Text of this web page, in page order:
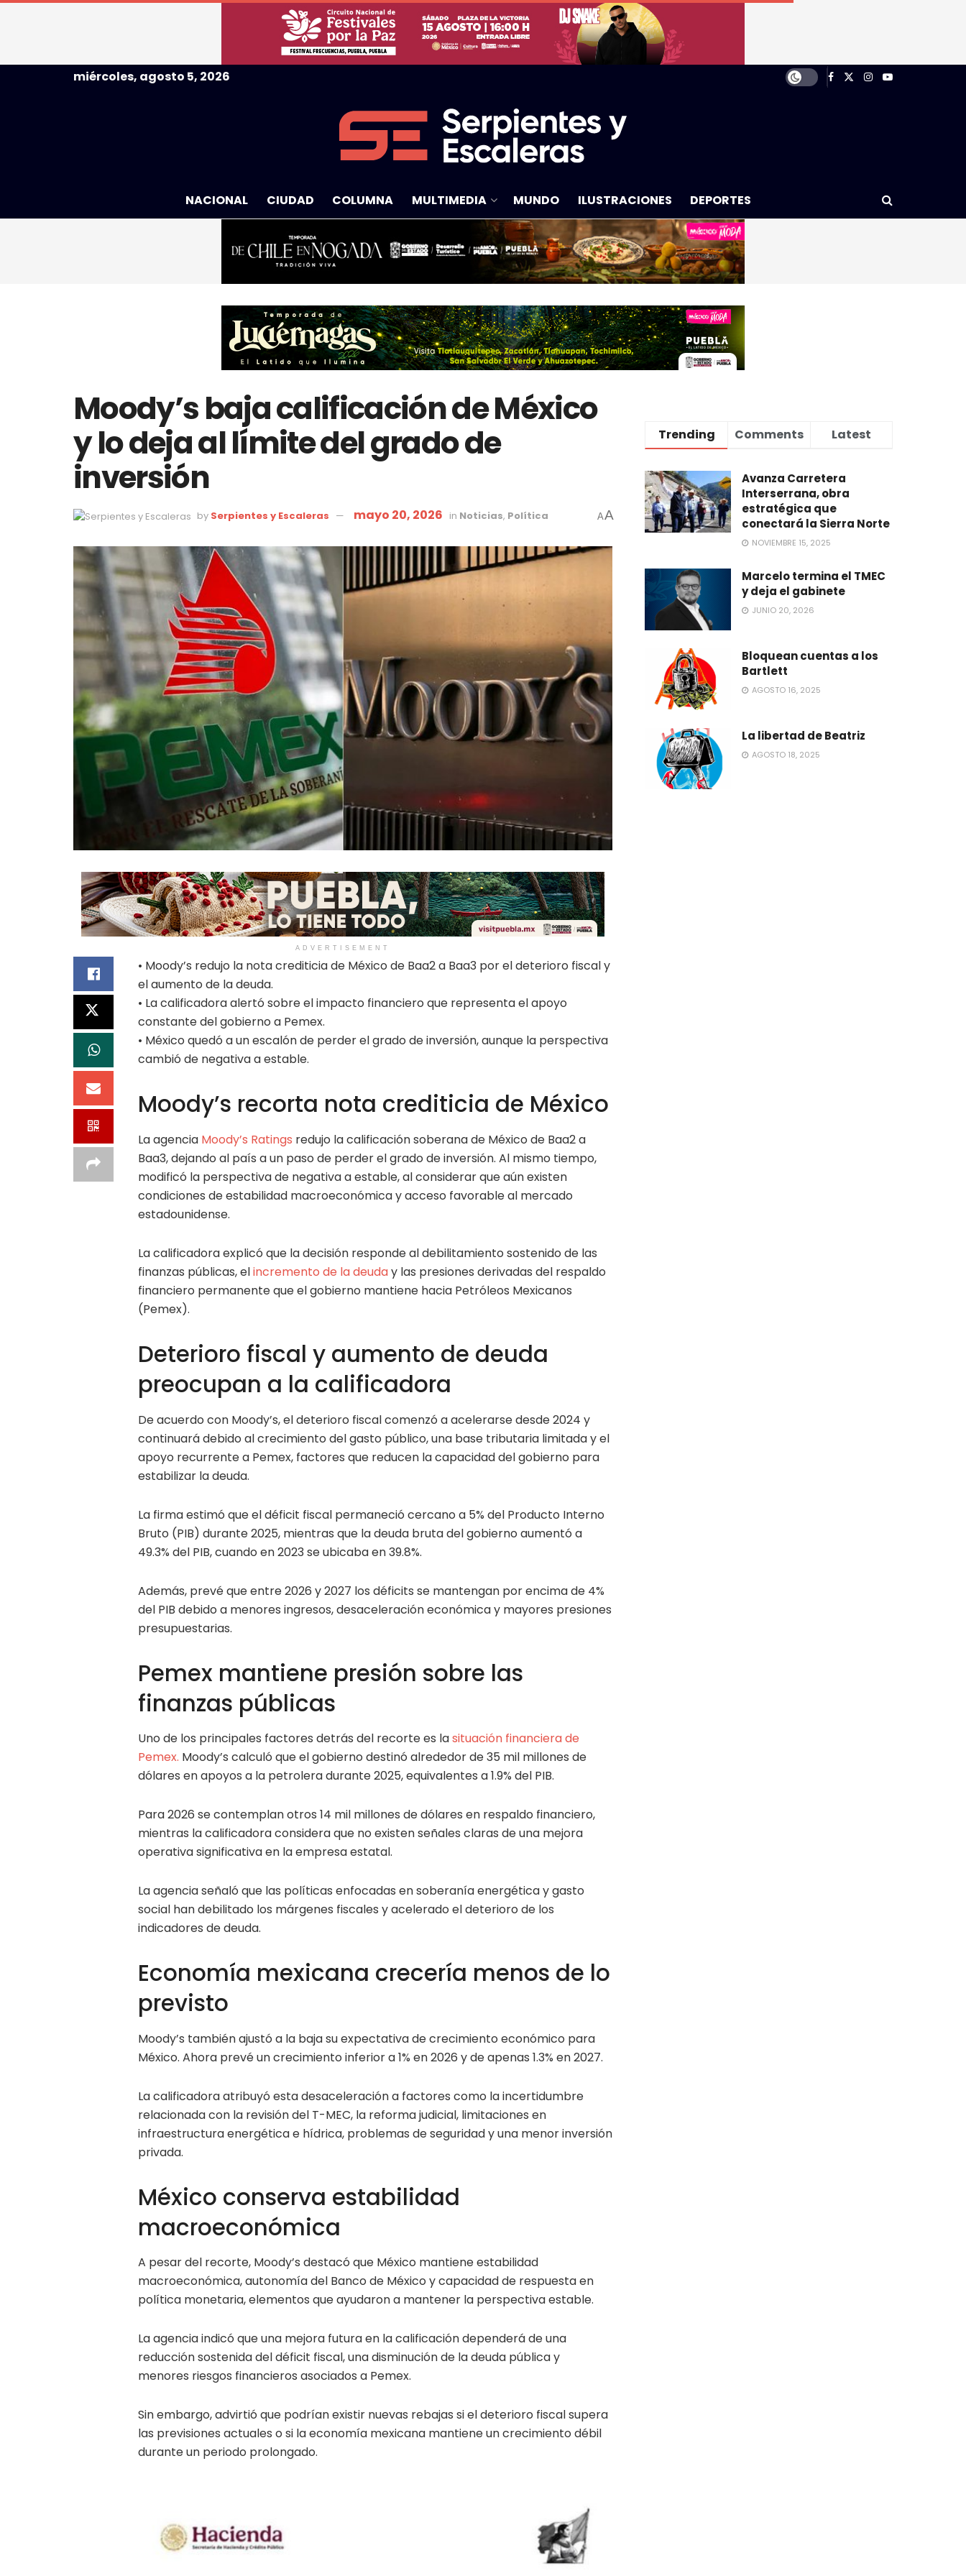
miércoles, agosto 5, 2026
NACIONAL CIUDAD COLUMNA MULTIMEDIA MUNDO ILUSTRACIONES DEPORTES
Moody’s baja calificación de México
y lo deja al límite del grado de
inversión
by Serpientes y Escaleras mayo 20, 2026 in Noticias, Política AA
ADVERTISEMENT
• Moody’s redujo la nota crediticia de México de Baa2 a Baa3 por el deterioro fiscal y
el aumento de la deuda.
• La calificadora alertó sobre el impacto financiero que representa el apoyo
constante del gobierno a Pemex.
• México quedó a un escalón de perder el grado de inversión, aunque la perspectiva
cambió de negativa a estable.
Moody’s recorta nota crediticia de México
La agencia Moody’s Ratings redujo la calificación soberana de México de Baa2 a
Baa3, dejando al país a un paso de perder el grado de inversión. Al mismo tiempo,
modificó la perspectiva de negativa a estable, al considerar que aún existen
condiciones de estabilidad macroeconómica y acceso favorable al mercado
estadounidense.
La calificadora explicó que la decisión responde al debilitamiento sostenido de las
finanzas públicas, elincremento de la deuday las presiones derivadas del respaldo
financiero permanente que el gobierno mantiene hacia Petróleos Mexicanos
(Pemex).
Deterioro fiscal y aumento de deuda
preocupan a la calificadora
De acuerdo con Moody’s, el deterioro fiscal comenzó a acelerarse desde 2024 y
continuará debido al crecimiento del gasto público, una base tributaria limitada y el
apoyo recurrente a Pemex, factores que reducen la capacidad del gobierno para
estabilizar la deuda.
La firma estimó que el déficit fiscal permaneció cercano a 5% del Producto Interno
Bruto (PIB) durante 2025, mientras que la deuda bruta del gobierno aumentó a
49.3% del PIB, cuando en 2023 se ubicaba en 39.8%.
Además, prevé que entre 2026 y 2027 los déficits se mantengan por encima de 4%
del PIB debido a menores ingresos, desaceleración económica y mayores presiones
presupuestarias.
Pemex mantiene presión sobre las
finanzas públicas
Uno de los principales factores detrás del recorte es lasituación financiera de
Pemex. Moody’s calculó que el gobierno destinó alrededor de 35 mil millones de
dólares en apoyos a la petrolera durante 2025, equivalentes a 1.9% del PIB.
Para 2026 se contemplan otros 14 mil millones de dólares en respaldo financiero,
mientras la calificadora considera que no existen señales claras de una mejora
operativa significativa en la empresa estatal.
La agencia señaló que las políticas enfocadas en soberanía energética y gasto
social han debilitado los márgenes fiscales y acelerado el deterioro de los
indicadores de deuda.
Economía mexicana crecería menos de lo
previsto
Moody’s también ajustó a la baja su expectativa de crecimiento económico para
México. Ahora prevé un crecimiento inferior a 1% en 2026 y de apenas 1.3% en 2027.
La calificadora atribuyó esta desaceleración a factores como la incertidumbre
relacionada con la revisión del T-MEC, la reforma judicial, limitaciones en
infraestructura energética e hídrica, problemas de seguridad y una menor inversión
privada.
México conserva estabilidad
macroeconómica
A pesar del recorte, Moody’s destacó que México mantiene estabilidad
macroeconómica, autonomía del Banco de México y capacidad de respuesta en
política monetaria, elementos que ayudaron a mantener la perspectiva estable.
La agencia indicó que una mejora futura en la calificación dependerá de una
reducción sostenida del déficit fiscal, una disminución de la deuda pública y
menores riesgos financieros asociados a Pemex.
Sin embargo, advirtió que podrían existir nuevas rebajas si el deterioro fiscal supera
las previsiones actuales o si la economía mexicana mantiene un crecimiento débil
durante un periodo prolongado.
Trending Comments Latest
Avanza Carretera
Interserrana, obra
estratégica que
conectará la Sierra Norte
NOVIEMBRE 15, 2025
Marcelo termina el TMEC
y deja el gabinete
JUNIO 20, 2026
Bloquean cuentas a los
Bartlett
AGOSTO 16, 2025
La libertad de Beatriz
AGOSTO 18, 2025